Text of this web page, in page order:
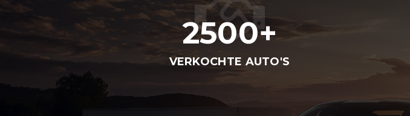
2500+
VERKOCHTE AUTO'S